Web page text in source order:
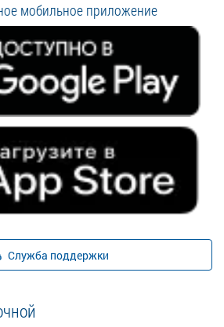
мобильное приложение
Служба поддержки